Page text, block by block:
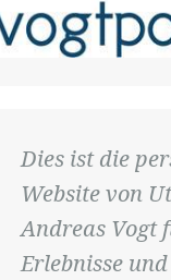
Dies ist die
Website von
Andreas Vogt
Erlebnisse und